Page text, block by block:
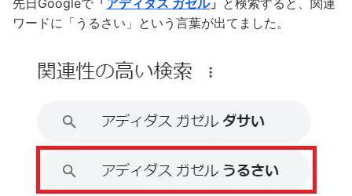
先日Googleで 「アディダス ガゼル」 と検索すると、関連
ワードに「うるさい」という言葉が出てました。